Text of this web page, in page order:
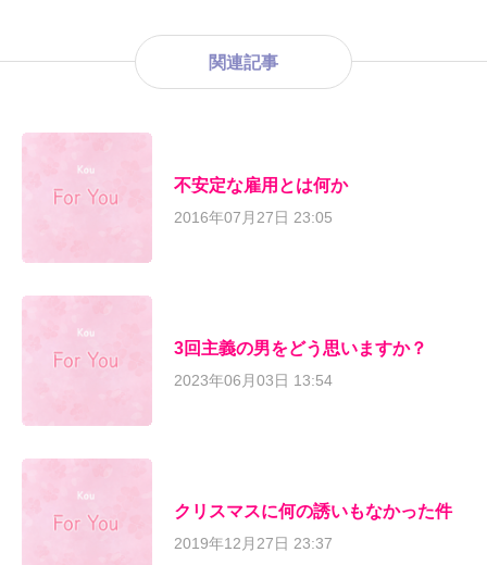
関連記事
不安定な雇用とは何か
2016年07月27日 23:05
3回主義の男をどう思いますか？
2023年06月03日 13:54
クリスマスに何の誘いもなかった件
2019年12月27日 23:37